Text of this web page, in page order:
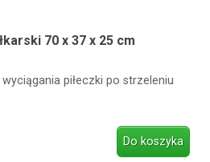
70 x 37 x 25 cm
piłeczki po strzeleniu
Do koszyka